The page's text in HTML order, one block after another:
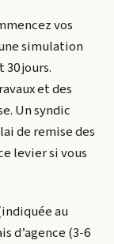
vos
simulation
jours.
et des
Un syndic
de remise des
levier si vous
au
d’agence (3-6